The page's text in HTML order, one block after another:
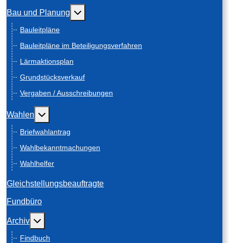
Bau und Planung Weitere Informationen: Bau und Planung
Bauleitpläne
Bauleitpläne im Beteiligungsverfahren
Lärmaktionsplan
Grundstücksverkauf
Vergaben / Ausschreibungen
Wahlen Weitere Informationen: Wahlen
Briefwahlantrag
Wahlbekanntmachungen
Wahlhelfer
Gleichstellungsbeauftragte
Fundbüro
Archiv Weitere Informationen: Archiv
Findbuch